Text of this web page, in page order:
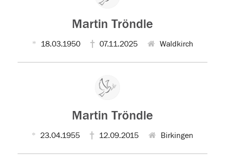
Martin Tröndle
18.03.1950 07.11.2025 Waldkirch
Martin Tröndle
23.04.1955 12.09.2015 Birkingen